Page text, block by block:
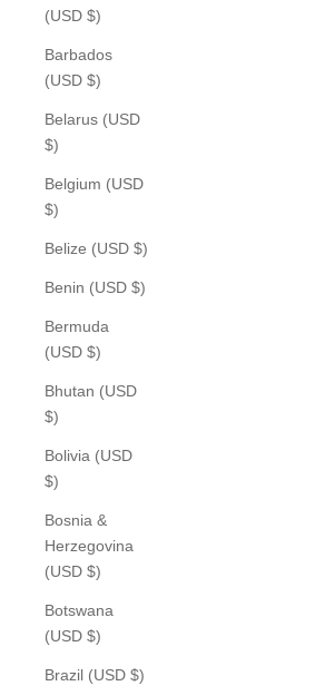
(USD $)
Barbados
(USD $)
Belarus (USD
$)
Belgium (USD
$)
Belize (USD $)
Benin (USD $)
Bermuda
(USD $)
Bhutan (USD
$)
Bolivia (USD
$)
Bosnia &
Herzegovina
(USD $)
Botswana
(USD $)
Brazil (USD $)